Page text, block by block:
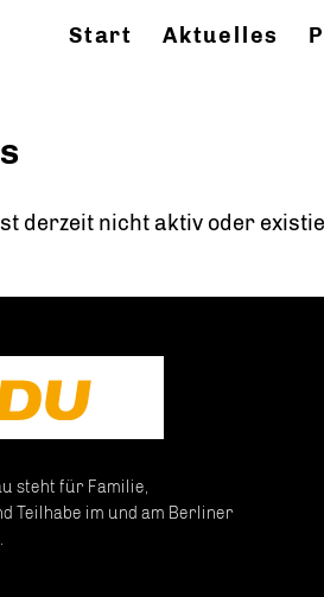
Start Aktuelles
derzeit nicht aktiv oder
steht für Familie,
Teilhabe im und am Berliner